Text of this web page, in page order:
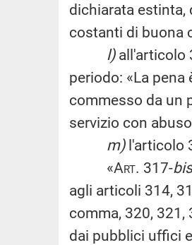
dichiarata estinta,
costanti di buona
l)all'articolo
periodo: «La
commesso da un
servizio con
m)l'articolo
«Art. 317-bis
agli articoli 314,
comma, 320, 321,
dai pubblici uffici